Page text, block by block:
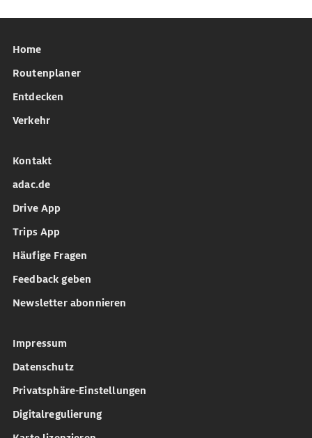
Home
Routenplaner
Entdecken
Verkehr
Kontakt
adac.de
Drive App
Trips App
Häufige Fragen
Feedback geben
Newsletter abonnieren
Impressum
Datenschutz
Privatsphäre-Einstellungen
Digitalregulierung